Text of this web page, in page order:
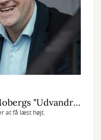
Højtlæsning af Vilhelm Mobergs "Udvandrersaga"
at få læst højt.